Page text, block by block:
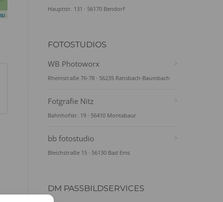
Hauptstr. 131 · 56170 Bendorf
FOTOSTUDIOS
WB Photoworx
Rheinstraße 76-78 · 56235 Ransbach-Baumbach
Fotgrafie Nitz
Bahnhofstr. 19 · 56410 Montabaur
bb fotostudio
Bleichstraße 15 · 56130 Bad Ems
DM PASSBILDSERVICES